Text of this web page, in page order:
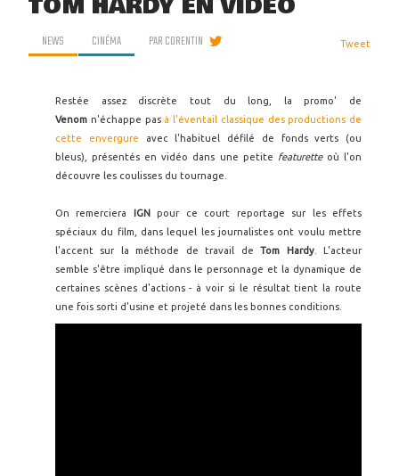
NEWS CINÉMA PARCORENTIN Tweet
Restée assez discrète tout du long, la promo' de
Venom n'échappe pas à l'éventail classique des productions de
cette envergure avec l'habituel défilé de fonds verts (ou
bleus), présentés en vidéo dans une petite featuretteoù l'on
découvre les coulisses du tournage.
On remerciera IGNpour ce court reportage sur les effets
spéciaux du film, dans lequel les journalistes ont voulu mettre
l'accent sur la méthode de travail deTom Hardy. L'acteur
semble s'être impliqué dans le personnage et la dynamique de
certaines scènes d'actions - à voir si le résultat tient la route
une fois sorti d'usine et projeté dans les bonnes conditions.